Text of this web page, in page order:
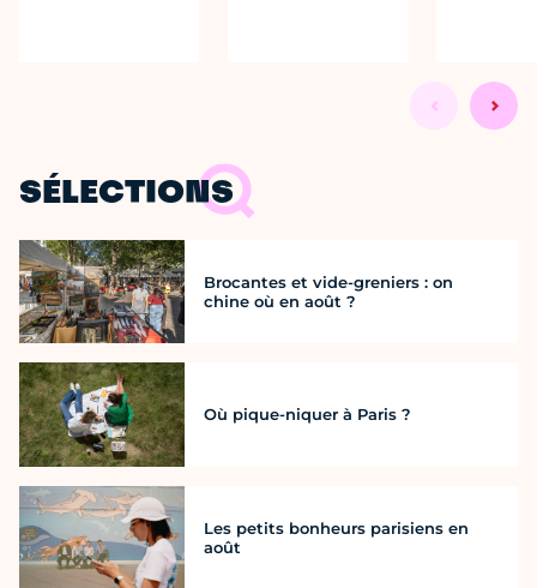
SÉLECTIONS
Brocantes et vide-greniers : on
chine où en août ?
Où pique-niquer à Paris ?
Les petits bonheurs parisiens en
août